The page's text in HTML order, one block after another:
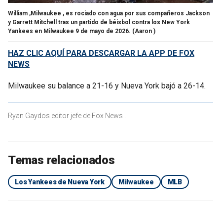
William ,Milwaukee , es rociado con agua por sus compañeros Jackson
y Garrett Mitchell tras un partido de béisbol contra los New York
Yankees en Milwaukee 9 de mayo de 2026. (Aaron )
HAZ CLIC AQUÍ PARA DESCARGAR LA APP DE FOX
NEWS
Milwaukee su balance a 21-16 y Nueva York bajó a 26-14.
Ryan Gaydos editor jefe de Fox News .
Temas relacionados
Los Yankees de Nueva York Milwaukee MLB